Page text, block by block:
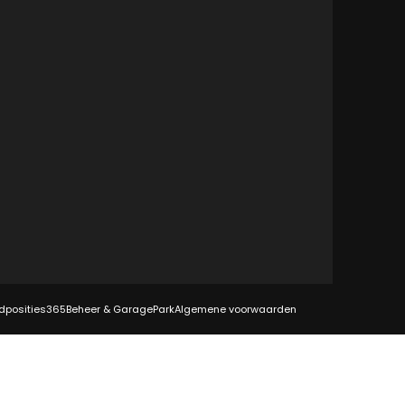
365Beheer & GarageParkAlgemene voorwaarden